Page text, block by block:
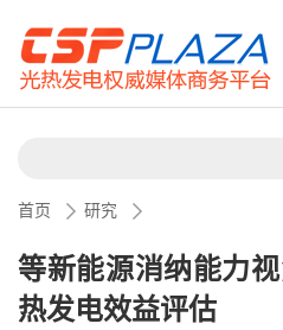
首页 研究
等新能源消纳能力
热发电效益评估